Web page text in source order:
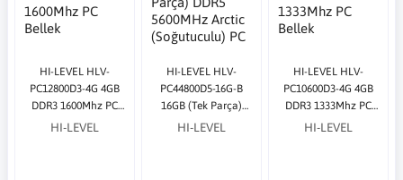
HI-LEVEL HLV-
PC12800D3-4G 4GB
DDR3 1600Mhz PC
Bellek
HI-LEVEL
HI-LEVEL HLV-
PC44800D5-16G-B
16GB (Tek Parça)
DDR5 5600MHz
HI-LEVEL
HI-LEVEL HLV-
PC10600D3-4G 4GB
DDR3 1333Mhz PC
Bellek
HI-LEVEL